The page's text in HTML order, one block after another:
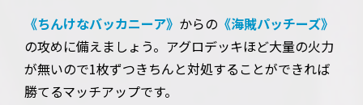
《ちんけなバッカニーア》 からの 《海賊パッチーズ》
の攻めに備えましょう。アグロデッキほど大量の火力
が無いので1枚ずつきちんと対処することができれば
勝てるマッチアップです。